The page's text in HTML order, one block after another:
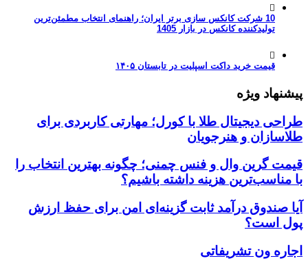
10 شرکت کانکس سازی برتر ایران؛ راهنمای انتخاب مطمئن‌ترین
تولیدکننده کانکس در بازار 1405
قیمت خرید داکت اسپلیت در تابستان ۱۴۰۵
پیشنهاد ویژه
طراحی دیجیتال طلا با کورل؛ مهارتی کاربردی برای
طلاسازان و هنرجویان
قیمت گرین وال و فنس چمنی؛ چگونه بهترین انتخاب را
با مناسب‌ترین هزینه داشته باشیم؟
آیا صندوق درآمد ثابت گزینه‌ای امن برای حفظ ارزش
پول است؟
اجاره ون تشریفاتی